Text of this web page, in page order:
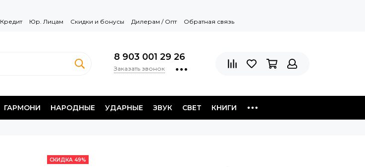
Кредит Юр. Лицам Скидки и бонусы Дилерам / Опт Обратная связь
8 903 001 29 26
Заказать звонок
ГАРМОНИ НАРОДНЫЕ УДАРНЫЕ ЗВУК СВЕТ КНИГИ
СКИДКА 49%